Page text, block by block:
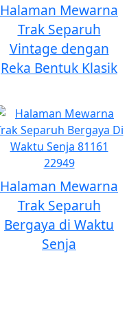
Halaman Mewarna
Trak Separuh
Vintage dengan
Reka Bentuk Klasik
Halaman Mewarna
Trak Separuh
Bergaya di Waktu
Senja